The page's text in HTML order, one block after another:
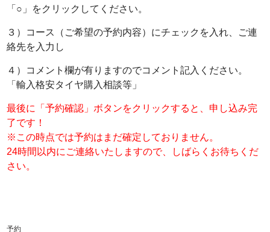
「○」をクリックしてください。
３）コース（ご希望の予約内容）にチェックを入れ、ご連
絡先を入力し
４）コメント欄が有りますのでコメント記入ください。
「輸入格安タイヤ購入相談等」
最後に「予約確認」ボタンをクリックすると、申し込み完
了です！
※この時点では予約はまだ確定しておりません。
24時間以内にご連絡いたしますので、しばらくお待ちくだ
さい。
予約